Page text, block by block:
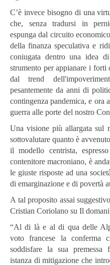
C’è invece bisogno di una
che, senza tradursi in
espunga dal circuito
della finanza speculativa e
coniugata dentro una idea
strumento per appianare i
dal trend
pesantemente da anni di
contingenza pandemica, e ora
guerra alle porte del nostro
Una visione più allargata sul
sottovalutare quanto è
il modello centrista,
contenitore macroniano, è
le giuste risposte ad una
di emarginazione e di povertà
A tal proposito assai
Cristian Coriolano su Il
“Al di là e al di qua delle
voto francese la conferma
soddisfare la sua premessa
istanza di mitigazione che